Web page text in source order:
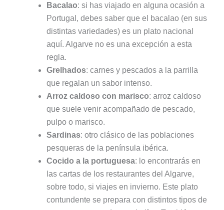
Bacalao: si has viajado en alguna ocasión a
Portugal, debes saber que el bacalao (en sus
distintas variedades) es un plato nacional
aquí. Algarve no es una excepción a esta
regla.
Grelhados: carnes y pescados a la parrilla
que regalan un sabor intenso.
Arroz caldoso con marisco: arroz caldoso
que suele venir acompañado de pescado,
pulpo o marisco.
Sardinas: otro clásico de las poblaciones
pesqueras de la península ibérica.
Cocido a la portuguesa: lo encontrarás en
las cartas de los restaurantes del Algarve,
sobre todo, si viajes en invierno. Este plato
contundente se prepara con distintos tipos de